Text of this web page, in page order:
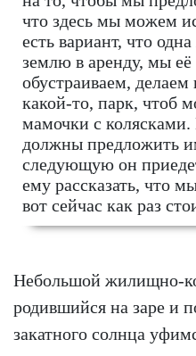
что здесь мы можем
есть вариант, что
землю в аренду, мы
обустраиваем,
какой-то, парк, чтоб
мамочки с
должны предложить
следующую он
ему рассказать, что
вот сейчас как раз
Небольшой жилищно-
родившийся на заре и
закатного солнца